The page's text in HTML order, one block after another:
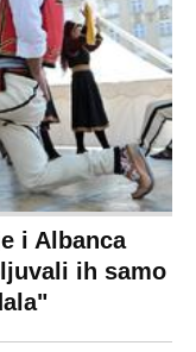
i Albanca
ih samo